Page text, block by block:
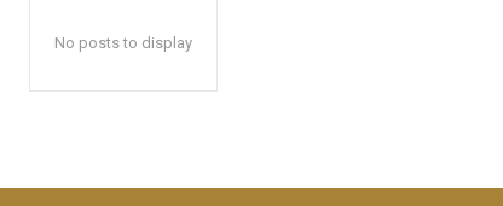
No posts to display